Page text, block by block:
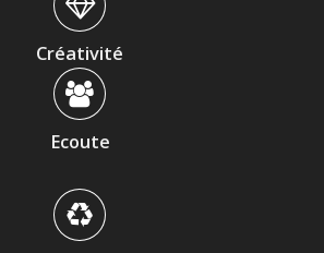
Créativité
Ecoute